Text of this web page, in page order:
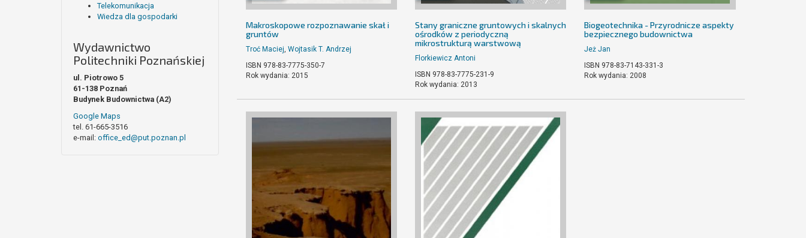
Telekomunikacja
Wiedza dla gospodarki
Wydawnictwo
Politechniki Poznańskiej
ul. Piotrowo 5
61-138 Poznań
Budynek Budownictwa (A2)
Google Maps
tel. 61-665-3516
e-mail: office_ed@put.poznan.pl
Makroskopowe rozpoznawanie skał i
gruntów
Troć Maciej Wojtasik T. Andrzej
ISBN 978-83-7775-350-7
Rok wydania: 2015
Stany graniczne gruntowych i skalnych
ośrodków z periodyczną
mikrostrukturą warstwową
Florkiewicz Antoni
ISBN 978-83-7775-231-9
Rok wydania: 2013
Biogeotechnika - Przyrodnicze aspekty
bezpiecznego budownictwa
Jeż Jan
ISBN 978-83-7143-331-3
Rok wydania: 2008